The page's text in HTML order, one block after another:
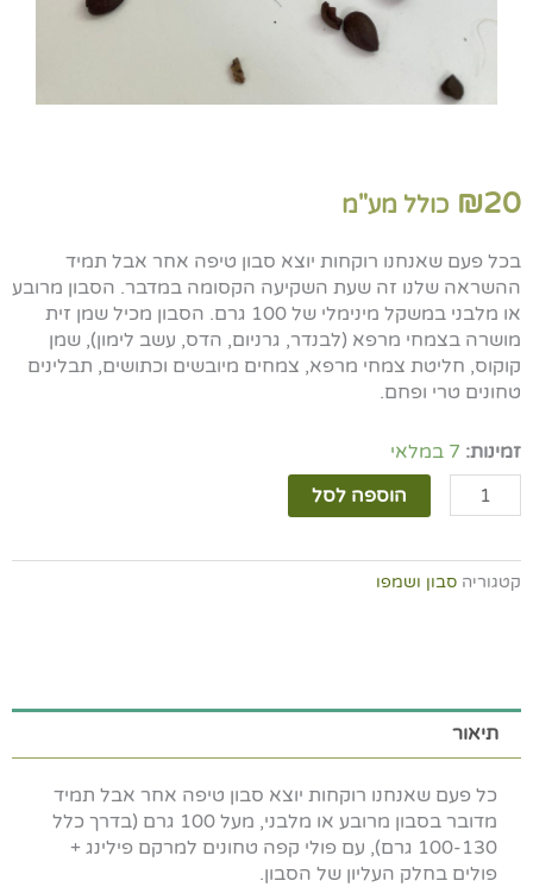
₪20 כולל מע"מ
בכל פעם שאנחנו רוקחות יוצא סבון טיפה אחר אבל תמיד
ההשראה שלנו זה שעת השקיעה הקסומה במדבר. הסבון מרובע
או מלבני במשקל מינימלי של 100 גרם. הסבון מכיל שמן זית
מושרה בצמחי מרפא (לבנדר, גרניום, הדס, עשב לימון), שמן
קוקוס, חליטת צמחי מרפא, צמחים מיובשים וכתושים, תבלינים
טחונים טרי ופחם.
זמינות: 7 במלאי
כמות
של
סבון
פולי
קפה
הוספה לסל
קטגוריה סבון ושמפו
תיאור
כל פעם שאנחנו רוקחות יוצא סבון טיפה אחר אבל תמיד
מדובר בסבון מרובע או מלבני, מעל 100 גרם (בדרך כלל
100-130 גרם), עם פולי קפה טחונים למרקם פילינג +
פולים בחלק העליון של הסבון.